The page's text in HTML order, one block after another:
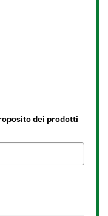
dei prodotti